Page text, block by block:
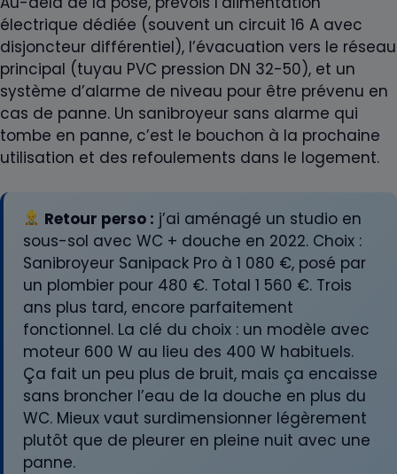
électrique dédiée (souvent un circuit 16 A avec
disjoncteur différentiel), l’évacuation vers le réseau
principal (tuyau PVC pression DN 32-50), et un
système d’alarme de niveau pour être prévenu en
cas de panne. Un sanibroyeur sans alarme qui
tombe en panne, c’est le bouchon à la prochaine
utilisation et des refoulements dans le logement.
Retour perso : j’ai aménagé un studio en
sous-sol avec WC + douche en 2022. Choix :
Sanibroyeur Sanipack Pro à 1 080 €, posé par
un plombier pour 480 €. Total 1 560 €. Trois
ans plus tard, encore parfaitement
fonctionnel. La clé du choix : un modèle avec
moteur 600 W au lieu des 400 W habituels.
Ça fait un peu plus de bruit, mais ça encaisse
sans broncher l’eau de la douche en plus du
WC. Mieux vaut surdimensionner légèrement
plutôt que de pleurer en pleine nuit avec une
panne.